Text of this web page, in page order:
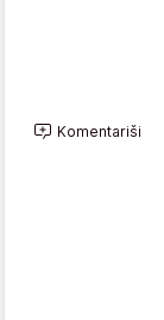
Komentariši